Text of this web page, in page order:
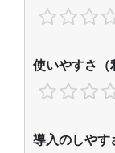
使いやすさ（
導入のしやす